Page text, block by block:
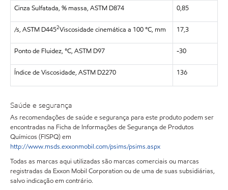
Cinza Sulfatada, % massa, ASTM D874 0,85
/s, ASTM D4452Viscosidade cinemática a 100 °C, mm 17,3
Ponto de Fluidez, °C, ASTM D97 -30
Índice de Viscosidade, ASTM D2270 136
Saúde e segurança
As recomendações de saúde e segurança para este produto podem ser
encontradas na Ficha de Informações de Segurança de Produtos
Químicos (FISPQ) em
http://www.msds.exxonmobil.com/psims/psims.aspx
Todas as marcas aqui utilizadas são marcas comerciais ou marcas
registradas da Exxon Mobil Corporation ou de uma de suas subsidiárias,
salvo indicação em contrário.